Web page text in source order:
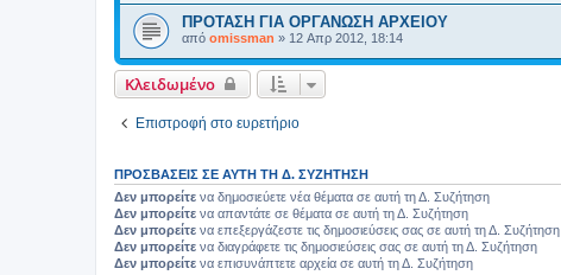
ΠΡΟΤΑΣΗ ΓΙΑ ΟΡΓΑΝΩΣΗ ΑΡΧΕΙΟΥ
από omissman » 12 Απρ 2012, 18:14
Κλειδωμένο
Επιστροφή στο ευρετήριο
ΠΡΟΣΒΆΣΕΙΣ ΣΕ ΑΥΤΉ ΤΗ Δ. ΣΥΖΉΤΗΣΗ
Δεν μπορείτε να δημοσιεύετε νέα θέματα σε αυτή τη Δ. Συζήτηση
Δεν μπορείτε να απαντάτε σε θέματα σε αυτή τη Δ. Συζήτηση
Δεν μπορείτε να επεξεργάζεστε τις δημοσιεύσεις σας σε αυτή τη Δ. Συζήτηση
Δεν μπορείτε να διαγράφετε τις δημοσιεύσεις σας σε αυτή τη Δ. Συζήτηση
Δεν μπορείτε να επισυνάπτετε αρχεία σε αυτή τη Δ. Συζήτηση